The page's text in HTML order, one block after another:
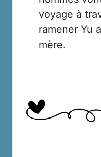
voyage à
ramener Yu
mère.